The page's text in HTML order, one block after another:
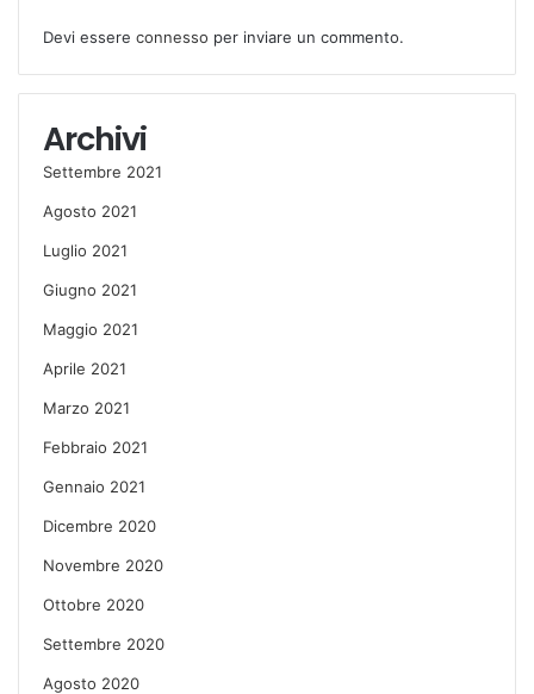
Devi essere connesso per inviare un commento.
Archivi
Settembre 2021
Agosto 2021
Luglio 2021
Giugno 2021
Maggio 2021
Aprile 2021
Marzo 2021
Febbraio 2021
Gennaio 2021
Dicembre 2020
Novembre 2020
Ottobre 2020
Settembre 2020
Agosto 2020